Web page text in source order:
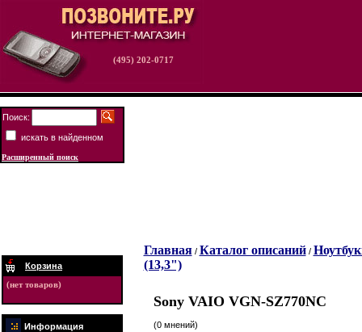
(495) 202-0717
Поиск:
искать в найденном
Расширенный поиск
Корзина
(нет товаров)
Информация
Главная/ Каталог описаний/
(13,3")
Sony VAIO VGN-SZ770NC
(0 мнений)